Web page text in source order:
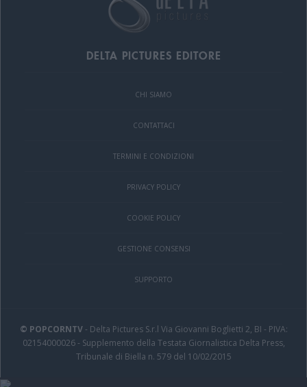
DELTA PICTURES EDITORE
CHI SIAMO
CONTATTACI
TERMINI E CONDIZIONI
PRIVACY POLICY
COOKIE POLICY
GESTIONE CONSENSI
SUPPORTO
© POPCORNTV- Delta Pictures S.r.l Via Giovanni Boglietti 2, BI - PIVA:
02154000026 - Supplemento della Testata Giornalistica Delta Press,
Tribunale di Biella n. 579 del 10/02/2015